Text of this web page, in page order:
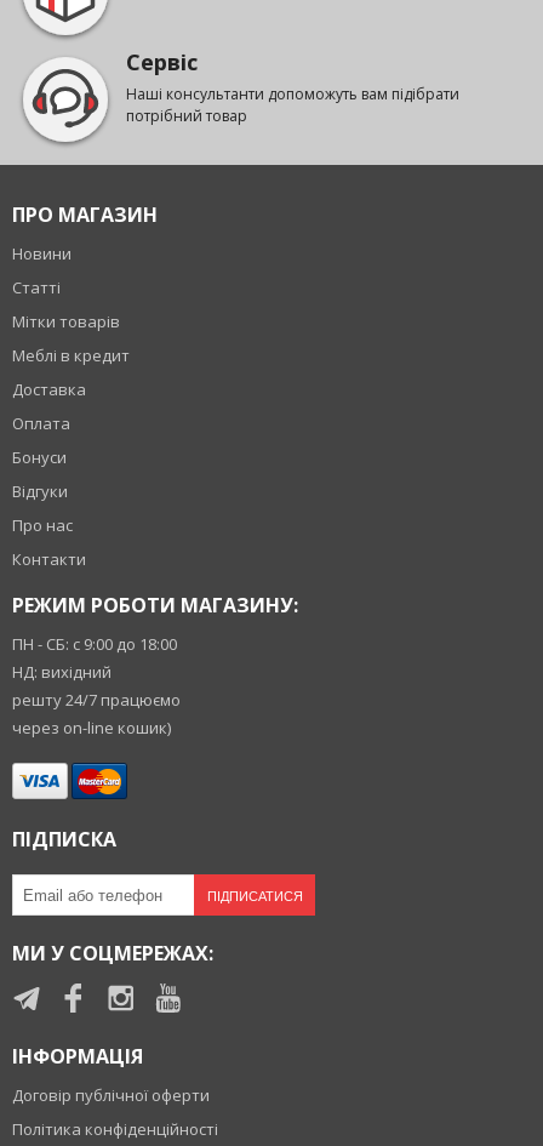
Сервіс
Наші консультанти допоможуть вам підібрати
потрібний товар
ПРО МАГАЗИН
Новини
Статті
Мітки товарів
Меблі в кредит
Доставка
Оплата
Бонуси
Відгуки
Про нас
Контакти
РЕЖИМ РОБОТИ МАГАЗИНУ:
ПН - СБ: с 9:00 до 18:00
НД: вихідний
решту 24/7 працюємо
через on-line кошик)
ПІДПИСКА
ПІДПИСАТИСЯ
МИ У СОЦМЕРЕЖАХ:
ІНФОРМАЦІЯ
Договір публічної оферти
Політика конфіденційності